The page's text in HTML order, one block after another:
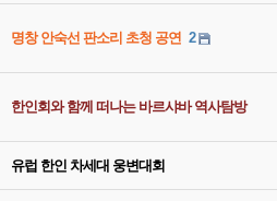
명창 안숙선 판소리 초청 공연 2
한인회와 함께 떠나는 바르샤바 역사탐방
유럽 한인 차세대 웅변대회